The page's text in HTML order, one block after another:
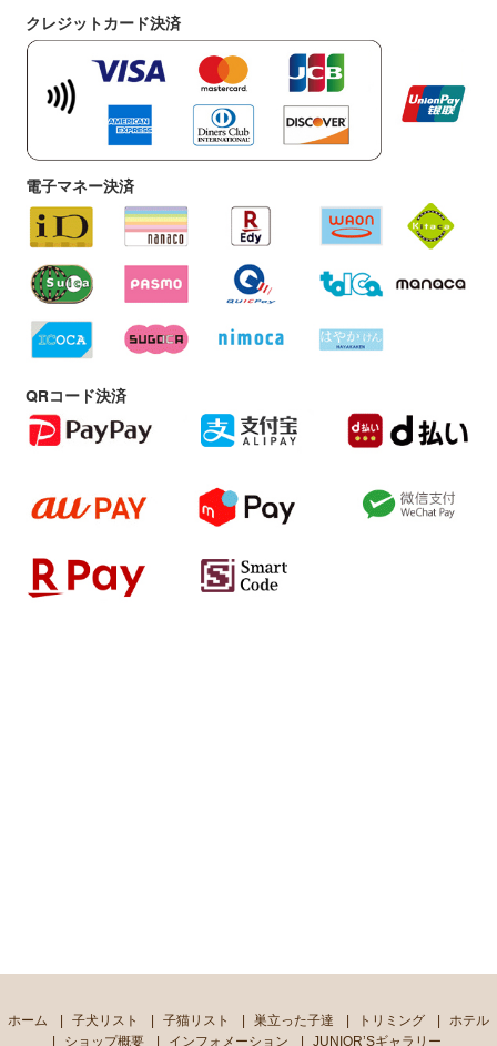
クレジットカード決済
電子マネー決済
QRコード決済
ホーム 子犬リスト 子猫リスト 巣立った子達 トリミング
ホテル
ショップ概要
インフォメーション JUNIOR’Sギャラリー